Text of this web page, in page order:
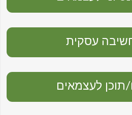
עסקית
לעצמאים